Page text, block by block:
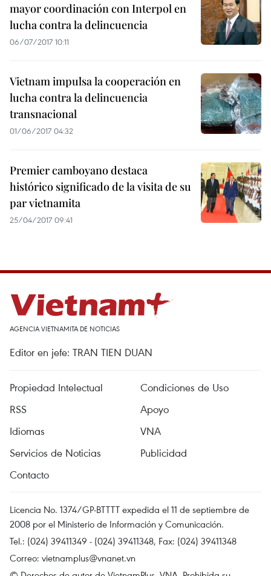
mayor coordinación con Interpol en
lucha contra la delincuencia
06/07/2017 10:11
Vietnam impulsa la cooperación en
lucha contra la delincuencia
transnacional
01/06/2017 04:32
Premier camboyano destaca
histórico significado de la visita de su
par vietnamita
25/04/2017 09:41
AGENCIA VIETNAMITA DE NOTICIAS
Editor en jefe: TRAN TIEN DUAN
Propiedad Intelectual
Condiciones de Uso
RSS
Apoyo
Idiomas
VNA
Servicios de Noticias
Publicidad
Contacto
Licencia No. 1374/GP-BTTTT expedida el 11 de septiembre de
2008 por el Ministerio de Información y Comunicación.
Tel.: (024) 39411349 - (024) 39411348, Fax: (024) 39411348
Correo: vietnamplus@vnanet.vn